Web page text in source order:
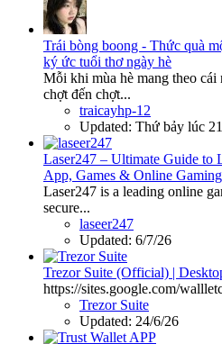
Trái bòng boong - Thức quà
ký ức tuổi thơ ngày hè
Mỗi khi mùa hè mang theo
chợt đến chợt...
traicayhp-12
Updated: Thứ bảy lúc
Laser247 – Ultimate Guide to
App, Games & Online
Laser247 is a leading online
secure...
laseer247
Updated: 6/7/26
Trezor Suite (Official) |
https://sites.google.com/
Trezor Suite
Updated: 24/6/26